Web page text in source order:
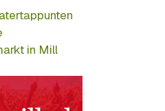
in Mill